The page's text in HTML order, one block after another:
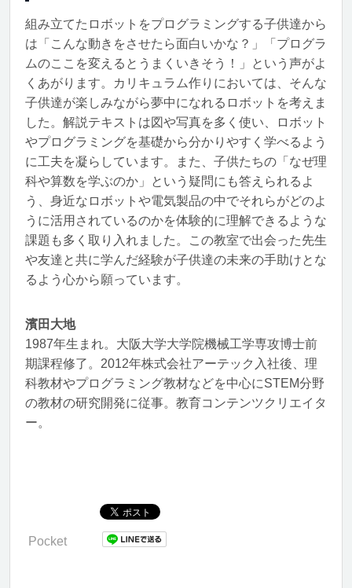
組み立てたロボットをプログラミングする子供達から
は「こんな動きをさせたら面白いかな？」「プログラ
ムのここを変えるとうまくいきそう！」という声がよ
くあがります。カリキュラム作りにおいては、そんな
子供達が楽しみながら夢中になれるロボットを考えま
した。解説テキストは図や写真を多く使い、ロボット
やプログラミングを基礎から分かりやすく学べるよう
に工夫を凝らしています。また、子供たちの「なぜ理
科や算数を学ぶのか」という疑問にも答えられるよ
う、身近なロボットや電気製品の中でそれらがどのよ
うに活用されているのかを体験的に理解できるような
課題も多く取り入れました。この教室で出会った先生
や友達と共に学んだ経験が子供達の未来の手助けとな
るよう心から願っています。
濱田大地
1987年生まれ。大阪大学大学院機械工学専攻博士前
期課程修了。2012年株式会社アーテック入社後、理
科教材やプログラミング教材などを中心にSTEM分野
の教材の研究開発に従事。教育コンテンツクリエイタ
ー。
Pocket